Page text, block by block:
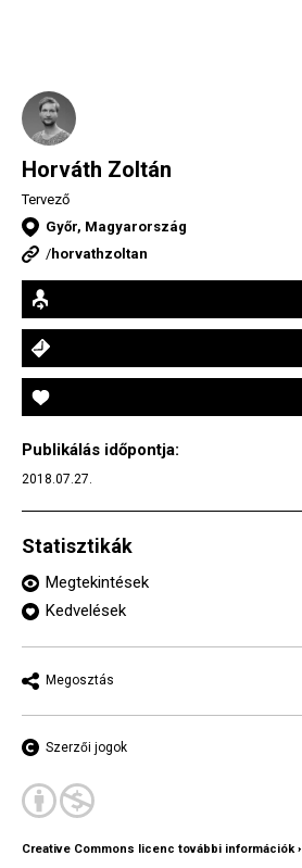
Horváth Zoltán
Tervező
Győr, Magyarország
/horvathzoltan
Publikálás időpontja:
2018.07.27.
Statisztikák
Megtekintések
Kedvelések
Megosztás
Szerzői jogok
Creative Commons licenc további információk ›